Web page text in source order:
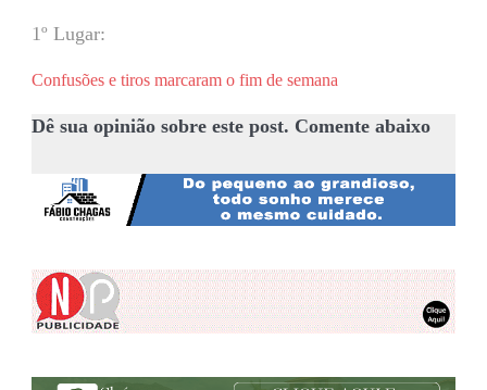
1º Lugar:
Confusões e tiros marcaram o fim de semana
Dê sua opinião sobre este post. Comente abaixo